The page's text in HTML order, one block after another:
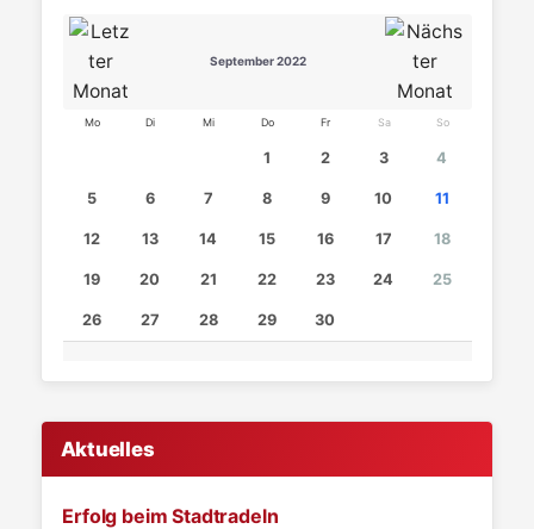
September 2022
Mo Di Mi Do Fr Sa So
1 2 3 4
5 6 7 8 9 10 11
12 13 14 15 16 17 18
19 20 21 22 23 24 25
26 27 28 29 30
Aktuelles
Erfolg beim Stadtradeln